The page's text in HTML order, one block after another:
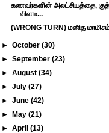
கணவர்களின் அலட்சியத்தை,
விளம...
(WRONG TURN) மனித
►October(30)
►September(23)
►August(34)
►July(27)
►June(42)
►
May(21)
►April(13)